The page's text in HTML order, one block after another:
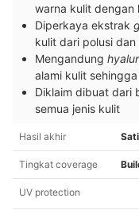
warna kulit dengan
Diperkaya ekstrak
kulit dari polusi
Mengandung
alami kulit
Diklaim dibuat dari
semua jenis kulit
Hasil akhir
Tingkat coverage
UV protection